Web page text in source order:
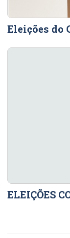
Eleições do
ELEIÇÕES